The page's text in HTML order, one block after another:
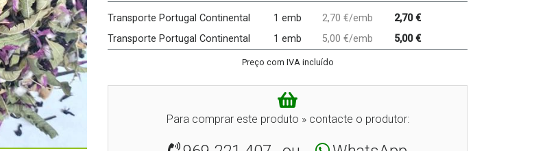
Transporte Portugal Continental 1 emb 2,70 €/emb
2,70 €
Transporte Portugal Continental
1 emb 5,00 €/emb 5,00 €
Preço com IVA incluído
Para comprar este produto » contacte o produtor: